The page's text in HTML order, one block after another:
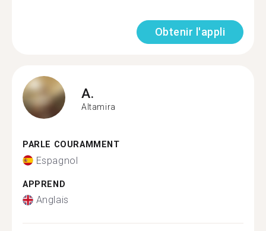
Obtenir l'appli
A.
Altamira
PARLE COURAMMENT
Espagnol
APPREND
Anglais